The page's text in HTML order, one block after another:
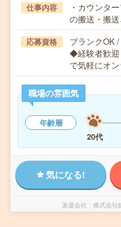
仕事内容
・カウンタ
の搬送・搬
応募資格
ブランクOK
◆経験者歓迎
で気軽にオ
職場の雰囲気
年齢層
20代
気になる!
派遣会社 株式会社